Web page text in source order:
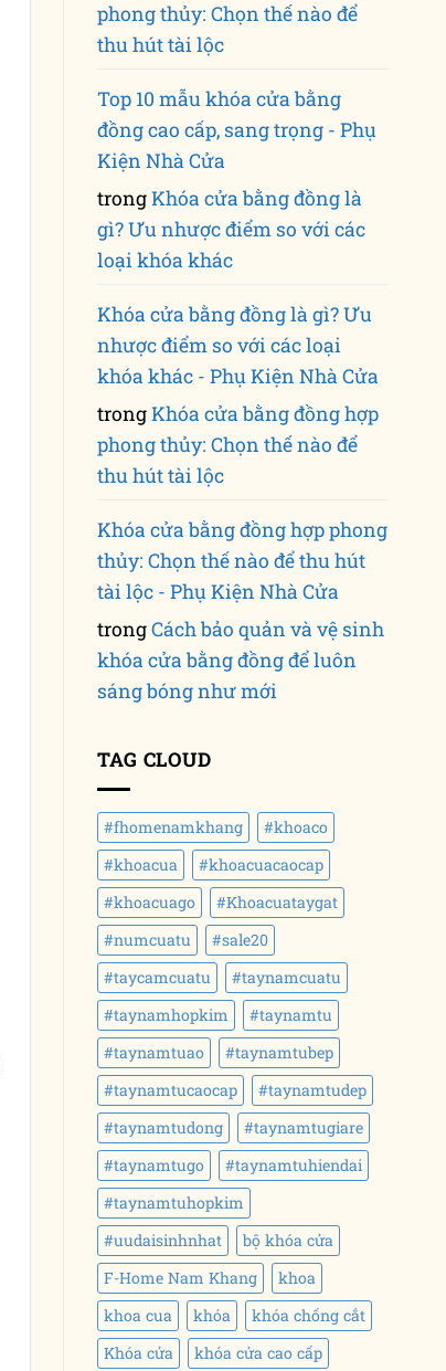
phong thủy: Chọn thế nào để
thu hút tài lộc
Top 10 mẫu khóa cửa bằng
đồng cao cấp, sang trọng - Phụ
Kiện Nhà Cửa
trongKhóa cửa bằng đồng là
gì? Ưu nhược điểm so với các
loại khóa khác
Khóa cửa bằng đồng là gì? Ưu
nhược điểm so với các loại
khóa khác - Phụ Kiện Nhà Cửa
trongKhóa cửa bằng đồng hợp
phong thủy: Chọn thế nào để
thu hút tài lộc
Khóa cửa bằng đồng hợp phong
thủy: Chọn thế nào để thu hút
tài lộc - Phụ Kiện Nhà Cửa
trongCách bảo quản và vệ sinh
khóa cửa bằng đồng để luôn
sáng bóng như mới
TAG CLOUD
#fhomenamkhang
#khoaco
#khoacua
#khoacuacaocap
#khoacuago
#Khoacuataygat
#numcuatu
#sale20
#taycamcuatu
#taynamcuatu
#taynamhopkim
#taynamtu
#taynamtuao
#taynamtubep
#taynamtucaocap
#taynamtudep
#taynamtudong
#taynamtugiare
#taynamtugo
#taynamtuhiendai
#taynamtuhopkim
#uudaisinhnhat
bộ khóa cửa
F-Home Nam Khang
khoa
khoa cua
khóa
khóa chống cắt
Khóa cửa
khóa cửa cao cấp